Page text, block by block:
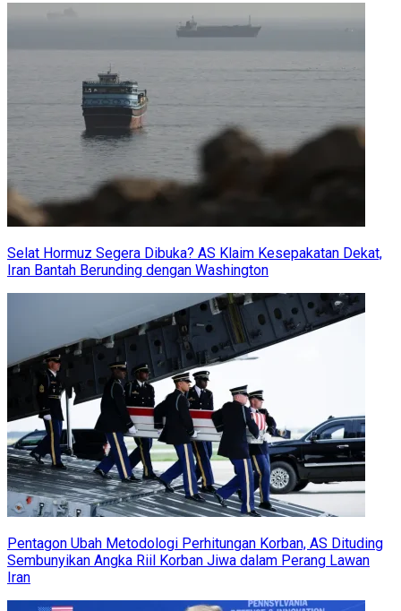
Selat Hormuz Segera Dibuka? AS Klaim Kesepakatan Dekat,
Iran Bantah Berunding dengan Washington
Pentagon Ubah Metodologi Perhitungan Korban, AS Dituding
Sembunyikan Angka Riil Korban Jiwa dalam Perang Lawan
Iran